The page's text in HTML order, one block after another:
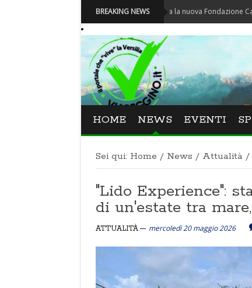
BREAKING NEWS
Carnevale - Nominata la nuova Fondazione Carnevale di
HOME NEWS EVENTI
Sei qui: Home / News / Attualità /
"Lido Experience":
di un'estate tra
ATTUALITÀ mercoledì 20 maggio 2026